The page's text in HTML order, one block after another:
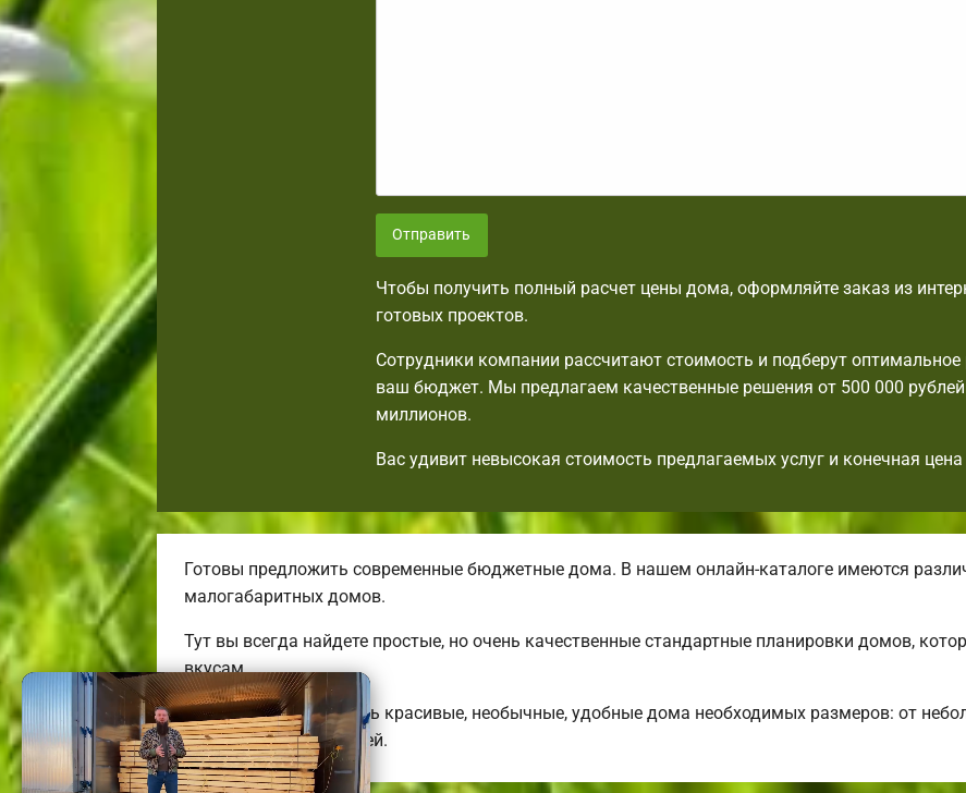
Отправить
Чтобы получить полный расчет цены дома, оформляйте заказ из
готовых проектов.
Сотрудники компании рассчитают стоимость и подберут
ваш бюджет. Мы предлагаем качественные решения от 500 000
миллионов.
Вас удивит невысокая стоимость предлагаемых услуг и конечная
Готовы предложить современные бюджетные дома. В нашем онлайн-каталоге имеются
малогабаритных домов.
Тут вы всегда найдете простые, но очень качественные стандартные планировки домов,
вкусам.
Мы готовы предложить красивые, необычные, удобные дома необходимых размеров: от
трехэтажных коттеджей.